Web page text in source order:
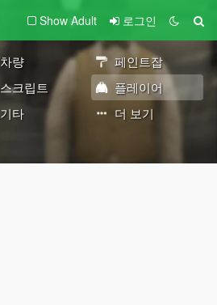
Show Adult 로그인
차량
페인트잡
스크립트
플레이어
기타 더 보기